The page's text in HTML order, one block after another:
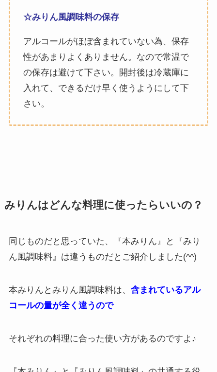
☆みりん風調味料の保存
アルコールがほぼ含まれていない為、保存
性があまりよくありません。なので常温で
の保存は避けて下さい。開封後は冷蔵庫に
入れて、できるだけ早く使うようにして下
さい。
みりんはどんな料理に使ったらいいの？
同じものだと思っていた、『本みりん』と『みり
ん風調味料』は違うものだとご紹介しました(^^)
本みりんとみりん風調味料は、 含まれているアル
コールの量が全く違うので
それぞれの料理に合った使い方があるのですよ♪